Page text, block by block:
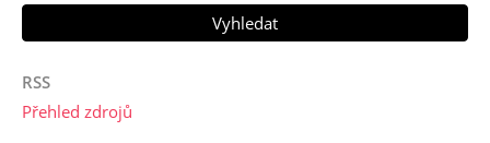
RSS
Přehled zdrojů